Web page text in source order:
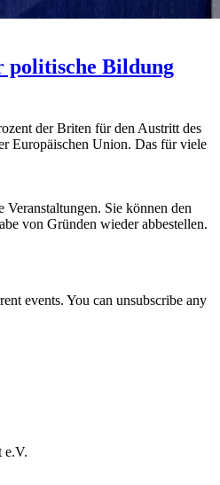
politische Bildung
der Briten für den Austritt des
Europäischen Union. Das für viele
Sie können den
von Gründen wieder abbestellen.
events. You can unsubscribe any
e.V.